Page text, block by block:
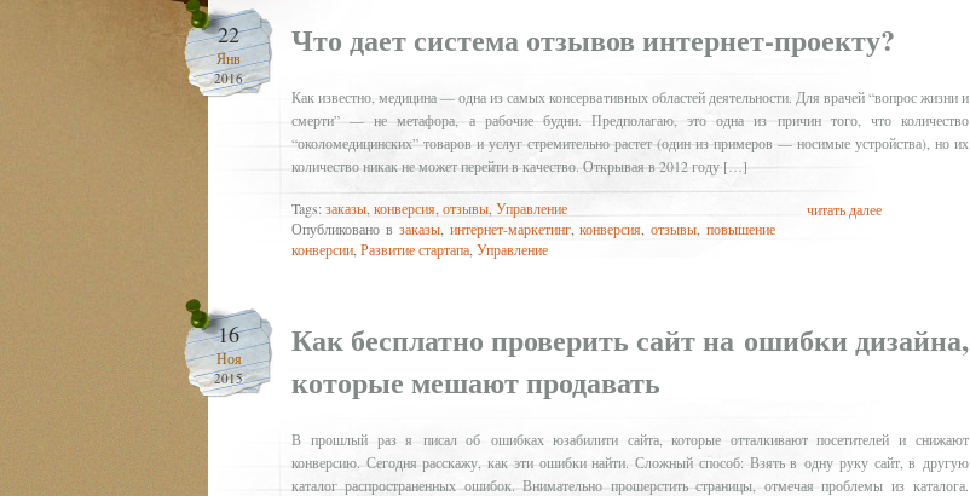
22
Янв
2016
Что дает система отзывов интернет-проекту?
Как известно, медицина — одна из самых консервативных областей деятельности. Для врачей “вопрос жизни и
смерти” — не метафора, а рабочие будни. Предполагаю, это одна из причин того, что количество
“околомедицинских” товаров и услуг стремительно растет (один из примеров — носимые устройства), но их
количество никак не может перейти в качество. Открывая в 2012 году […]
Tags: заказы конверсия отзывы Управление
Опубликовано в заказы, интернет-маркетинг,конверсия ,отзывы ,повышение
конверсии Развитие стартапа Управление
читать далее
16
Ноя
2015
Как бесплатно проверить сайт на ошибки дизайна,
которые мешают продавать
В прошлый раз я писал об ошибках юзабилити сайта, которые отталкивают посетителей и снижают
конверсию. Сегодня расскажу, как эти ошибки найти. Сложный способ: Взять в одну руку сайт, в другую
каталог распространенных ошибок. Внимательно прошерстить страницы, отмечая проблемы из каталога.